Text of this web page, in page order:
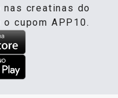
nas creatinas do
o cupom APP10.